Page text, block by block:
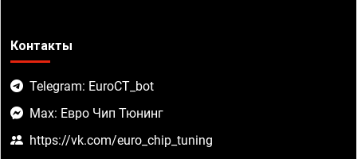
Контакты
Telegram: EuroCT_bot
Max: Евро Чип Тюнинг
https://vk.com/euro_chip_tuning